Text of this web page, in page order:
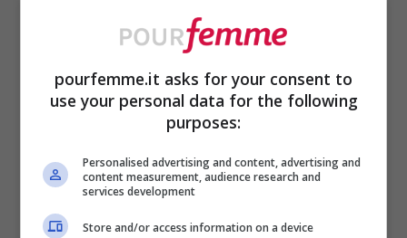
nazionalista, infatti si batte affinché siano
ridimensionati i crimini di guerra e l’uso
delle schiave del sesso da parte delle
forze giapponesi nella Seconda guerra
pourfemme.it asks for your consent to
use your personal data for the following
purposes:
Personalised advertising and content, advertising and
content measurement, audience research and
services development
Store and/or access information on a device